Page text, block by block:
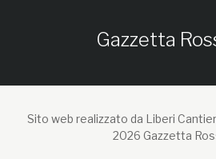
Gazzetta
Sito web realizzato da Liberi
2026 Gazzetta